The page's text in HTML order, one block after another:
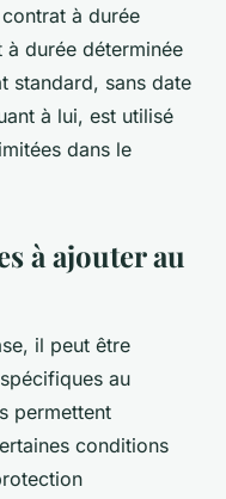
à durée
durée déterminée
standard, sans date
à lui, est utilisé
dans le
à ajouter au
il peut être
au
permettent
conditions